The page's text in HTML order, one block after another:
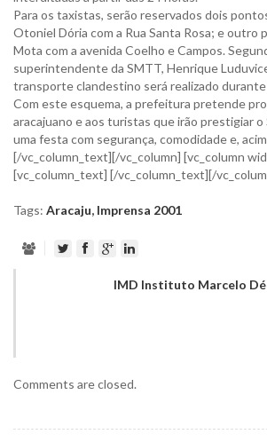
Para os taxistas, serão reservados dois
Otoniel Dória com a Rua Santa Rosa; e outro
Mota com a avenida Coelho e Campos.
superintendente da SMTT, Henrique
transporte clandestino será realizado
Com este esquema, a prefeitura pretende
aracajuano e aos turistas que irão prestigiar o
uma festa com segurança, comodidade e,
[/vc_column_text][/vc_column] [vc_column
[vc_column_text] [/vc_column_text][/
Tags: Aracaju, Imprensa 2001
IMD Instituto Marcelo
Comments are closed.